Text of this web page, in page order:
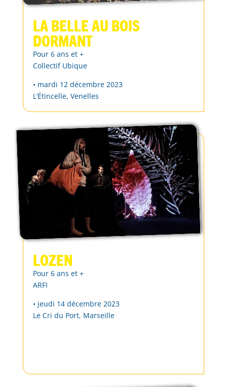
La belle au bois
dormant
Pour 6 ans et +
Collectif Ubique
• mardi 12 décembre 2023
L’Étincelle, Venelles
Lozen
Pour 6 ans et +
ARFI
• jeudi 14 décembre 2023
Le Cri du Port, Marseille